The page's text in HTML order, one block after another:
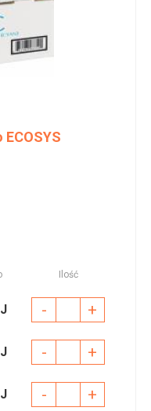
Ilość
- +
- +
- +